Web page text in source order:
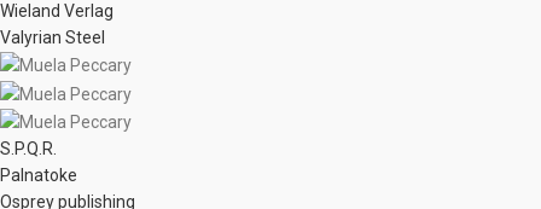
Wieland Verlag
Valyrian Steel
S.P.Q.R.
Palnatoke
Osprey publishing